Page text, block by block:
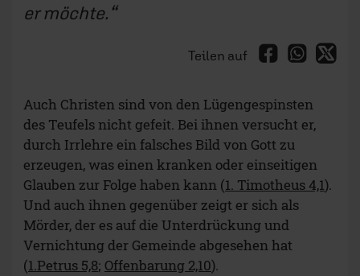
er möchte.
Teilen auf
Auch Christen sind von den Lügengespinsten
des Teufels nicht gefeit. Bei ihnen versucht er,
durch Irrlehre ein falsches Bild von Gott zu
erzeugen, was einen kranken oder einseitigen
Glauben zur Folge haben kann (1. Timotheus 4,1).
Und auch ihnen gegenüber zeigt er sich als
Mörder, der es auf die Unterdrückung und
Vernichtung der Gemeinde abgesehen hat
(1.Petrus 5,8; Offenbarung 2,10).